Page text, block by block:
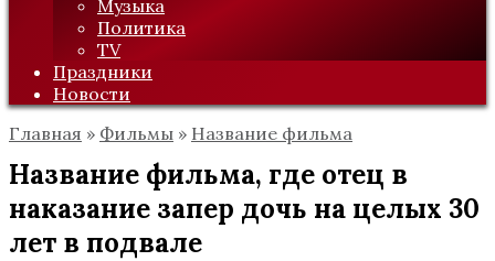
Музыка
Политика
TV
Праздники
Новости
Главная » Фильмы » Название фильма
Название фильма, где отец в
наказание запер дочь на целых 30
лет в подвале